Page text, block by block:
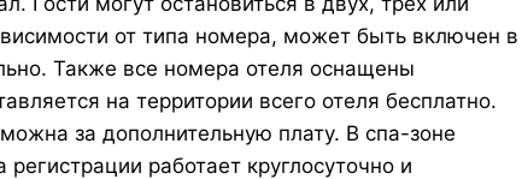
от типа номера, может быть включен в
Также все номера отеля оснащены
на территории всего отеля бесплатно.
за дополнительную плату. В спа-зоне
работает круглосуточно и